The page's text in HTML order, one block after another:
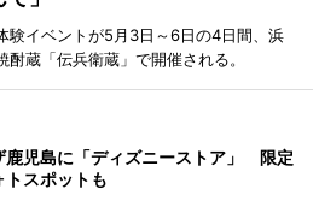
験イベントが5月3日～6日の4日間、浜
蔵「伝兵衛蔵」で開催される。
鹿児島に「ディズニーストア」 限定
トスポットも